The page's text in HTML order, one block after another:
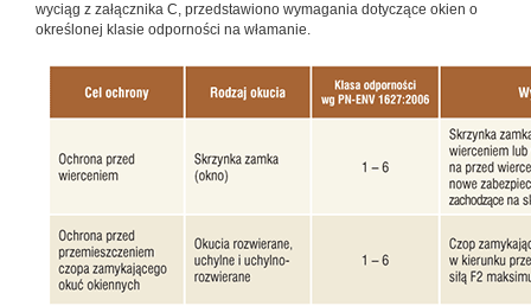
wyciąg z załącznika C, przedstawiono wymagania dotyczące okien o
określonej klasie odporności na włamanie.